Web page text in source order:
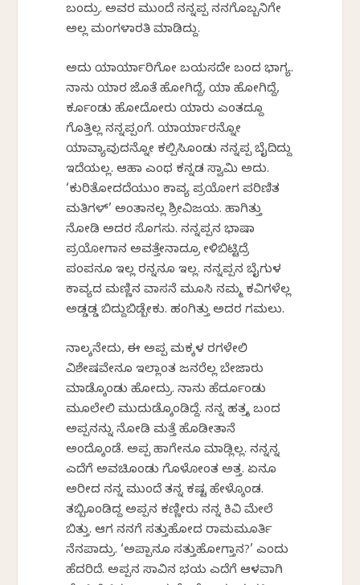
ಬಂದ್ರು. ಅವರ ಮುಂದೆ ನನ್ನಪ್ಪ ನನಗೊಬ್ಬನಿಗೇ
ಅಲ್ಲ ಮಂಗಳಾರತಿ ಮಾಡಿದ್ದು.
ಅದು ಯಾರ್ಯಾರಿಗೋ ಬಯಸದೇ ಬಂದ ಭಾಗ್ಯ.
ನಾನು ಯಾರ ಜೊತೆ ಹೋಗಿದ್ದೆ, ಯಾಕೆ ಹೋಗಿದ್ದೆ,
ಕರ್ಕೊಂಡು ಹೋದೋರು ಯಾರು ಎಂತದ್ದೂ
ಗೊತ್ತಿಲ್ಲ ನನ್ನಪ್ಪಂಗೆ. ಯಾರ್ಯಾರನ್ನೋ
ಯಾವ್ಯಾವುದನ್ನೋ ಕಲ್ಪಿಸಿಕೊಂಡು ನನ್ನಪ್ಪ ಬೈದಿದ್ದು
ಇದೆಯಲ್ಲ. ಆಹಾ ಎಂಥ ಕನ್ನಡ ಸ್ವಾಮಿ ಅದು.
‘ಕುರಿತೋದದೆಯುಂ ಕಾವ್ಯ ಪ್ರಯೋಗ ಪರಿಣಿತ
ಮತಿಗಳ್’ ಅಂತಾನಲ್ಲ ಶ್ರೀವಿಜಯ. ಹಾಗಿತ್ತು
ನೋಡಿ ಅದರ ಸೊಗಸು. ನನ್ನಪ್ಪನ ಭಾಷಾ
ಪ್ರಯೋಗಾನ ಅವತ್ತೇನಾದ್ರೂ ಕೇಳಿಬಿಟ್ಟಿದ್ರೆ
ಪಂಪನೂ ಇಲ್ಲ ರನ್ನನೂ ಇಲ್ಲ. ನನ್ನಪ್ಪನ ಬೈಗುಳ
ಕಾವ್ಯದ ಮಣ್ಣಿನ ವಾಸನೆ ಮೂಸಿ ನಮ್ಮ ಕವಿಗಳೆಲ್ಲ
ಅಡ್ಡಡ್ಡ ಬಿದ್ದುಬಿಡ್ಬೇಕು. ಹಂಗಿತ್ತು ಅದರ ಗಮಲು.
ನಾಲ್ಕನೇದು, ಈ ಅಪ್ಪ ಮಕ್ಕಳ ರಗಳೇಲಿ
ವಿಶೇಷವೇನೂ ಇಲ್ಲಾಂತ ಜನರೆಲ್ಲ ಬೇಜಾರು
ಮಾಡ್ಕೊಂಡು ಹೋದ್ರು. ನಾನು ಹೆದರ್ಕೊಂಡು
ಮೂಲೇಲಿ ಮುದುಡ್ಕೊಂಡಿದ್ದೆ. ನನ್ನ ಹತ್ರಕ್ಕೆ ಬಂದ
ಅಪ್ಪನನ್ನು ನೋಡಿ ಮತ್ತೆ ಹೊಡೀತಾನೆ
ಅಂದ್ಕೊಂಡೆ. ಅಪ್ಪ ಹಾಗೇನೂ ಮಾಡ್ಲಿಲ್ಲ. ನನ್ನನ್ನ
ಎದೆಗೆ ಅವಚಿಕೊಂಡು ಗೊಳೋಂತ ಅತ್ತ. ಏನೂ
ಅರೀದ ನನ್ನ ಮುಂದೆ ತನ್ನ ಕಷ್ಟ ಹೇಳ್ಕೊಂಡ.
ತಬ್ಬಿಕೊಂಡಿದ್ದ ಅಪ್ಪನ ಕಣ್ಣೀರು ನನ್ನ ಕಿವಿ ಮೇಲೆ
ಬಿತ್ತು. ಆಗ ನನಗೆ ಸತ್ತುಹೋದ ರಾಮಮೂರ್ತಿ
ನೆನಪಾದ್ರು. ‘ಅಪ್ಪಾನೂ ಸತ್ತುಹೋಗ್ತಾನ?’ ಎಂದು
ಹೆದರಿದೆ. ಅಪ್ಪನ ಸಾವಿನ ಭಯ ಎದೆಗೆ ಆಳವಾಗಿ